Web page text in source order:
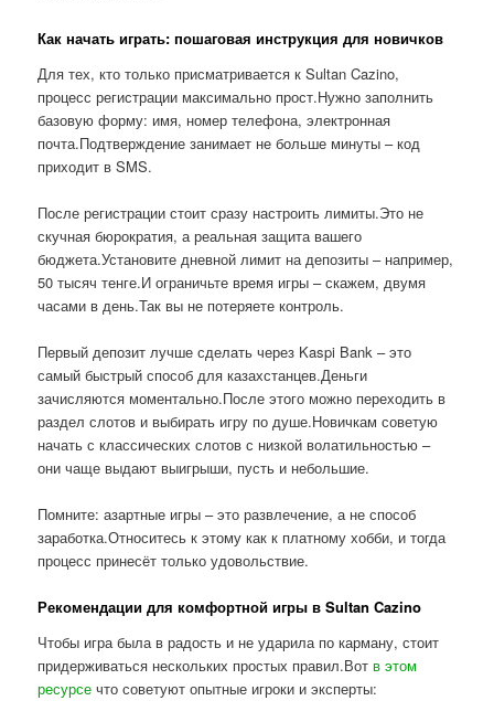
Как начать играть: пошаговая инструкция для новичков
Для тех, кто только присматривается к Sultan Cazino,
процесс регистрации максимально прост.Нужно заполнить
базовую форму: имя, номер телефона, электронная
почта.Подтверждение занимает не больше минуты – код
приходит в SMS.
После регистрации стоит сразу настроить лимиты.Это не
скучная бюрократия, а реальная защита вашего
бюджета.Установите дневной лимит на депозиты – например,
50 тысяч тенге.И ограничьте время игры – скажем, двумя
часами в день.Так вы не потеряете контроль.
Первый депозит лучше сделать через Kaspi Bank – это
самый быстрый способ для казахстанцев.Деньги
зачисляются моментально.После этого можно переходить в
раздел слотов и выбирать игру по душе.Новичкам советую
начать с классических слотов с низкой волатильностью –
они чаще выдают выигрыши, пусть и небольшие.
Помните: азартные игры – это развлечение, а не способ
заработка.Относитесь к этому как к платному хобби, и тогда
процесс принесёт только удовольствие.
Рекомендации для комфортной игры в Sultan Cazino
Чтобы игра была в радость и не ударила по карману, стоит
придерживаться нескольких простых правил.Вотв этом
ресурсе что советуют опытные игроки и эксперты: